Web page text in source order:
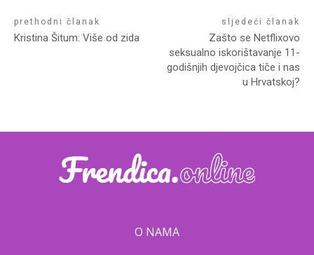
prethodni članak
Kristina Šitum: Više od zida
sljedeći članak
Zašto se Netflixovo
seksualno iskorištavanje 11-
godišnjih djevojčica tiče i nas
u Hrvatskoj?
O NAMA